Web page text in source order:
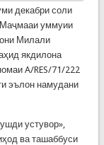
декабри соли
уммуии
Милали
якдилона
A/RES/71/222
эълон намудани
устувор»,
ва ташаббуси